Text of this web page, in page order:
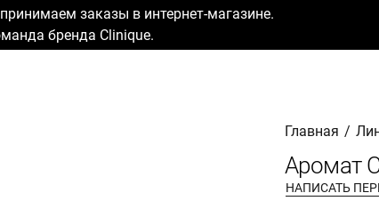
заказы в интернет-магазине.
бренда Clinique.
Главная /
Аромат
НАПИСАТЬ